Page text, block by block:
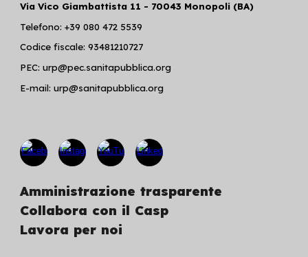
Via Vico Giambattista 11 - 70043 Monopoli (BA)
Telefono: +39 080 472 5539
Codice fiscale: 93481210727
PEC: urp@pec.sanitapubblica.org
E-mail: urp@sanitapubblica.org
Amministrazione trasparente
Collabora con il Casp
Lavora per noi